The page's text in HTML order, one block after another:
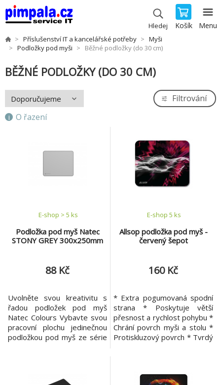
Hledej Košík Menu
Příslušenství IT a kancelářské potřeby
Myši
Podložky pod myši
Běžné podložky (do 30 cm)
BĚŽNÉ PODLOŽKY (DO 30 CM)
O řazení
Filtrování
Podložka pod myš Natec
STONY GREY 300x250mm
E-shop > 5 ks
88 Kč
Uvolněte svou kreativitu s
řadou podložek pod myš
Natec Colours Vybavte svou
pracovní plochu jedinečnou
podložkou pod myš ze série
elegantní, ale také z vysoce
Allsop podložka pod myš -
červený šepot
E-shop 5 ks
160 Kč
* Extra pogumovaná spodní
strana * Poskytuje větší
přesnost a rychlost pohybu *
Chrání povrch myši a stolu *
Protiskluzový povrch * Tvrdý